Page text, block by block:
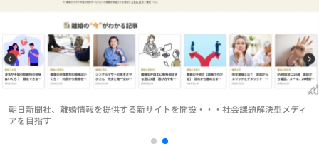
朝日新聞社、離婚情報を提供する新サイトを開設・・・社会課題解決型メディ
アを目指す